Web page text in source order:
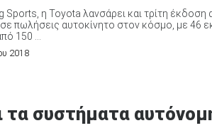
Sports, η Toyota λανσάρει και τρίτη
πωλήσεις αυτοκίνητο στον κόσμο, με 46
150 ...
2018
τα συστήματα